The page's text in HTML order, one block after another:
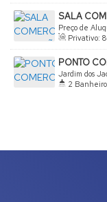
SALA
Preço de
Vista, São
Privativo:
PONTO
Jardim dos
Brasil
2